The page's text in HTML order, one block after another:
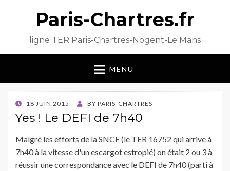
Paris-Chartres.fr
ligne TER Paris-Chartres-Nogent-Le Mans
MENU
POSTED
ON
18 JUIN 2015 BY PARIS-CHARTRES
Yes ! Le DEFI de 7h40
Malgré les efforts de la SNCF (le TER 16752 qui arrive à
7h40 à la vitesse d'un escargot estropié) on était 2 ou 3 à
réussir une correspondance avec le DEFI de 7h40 (parti à